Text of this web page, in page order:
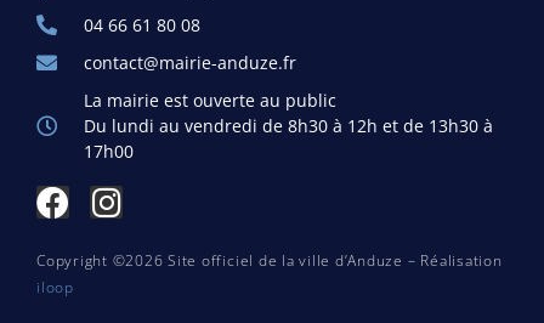
04 66 61 80 08
contact@mairie-anduze.fr
La mairie est ouverte au public
Du lundi au vendredi de 8h30 à 12h et de 13h30 à
17h00
Copyright ©2026 Site officiel de la ville d’Anduze – Réalisation
iloop